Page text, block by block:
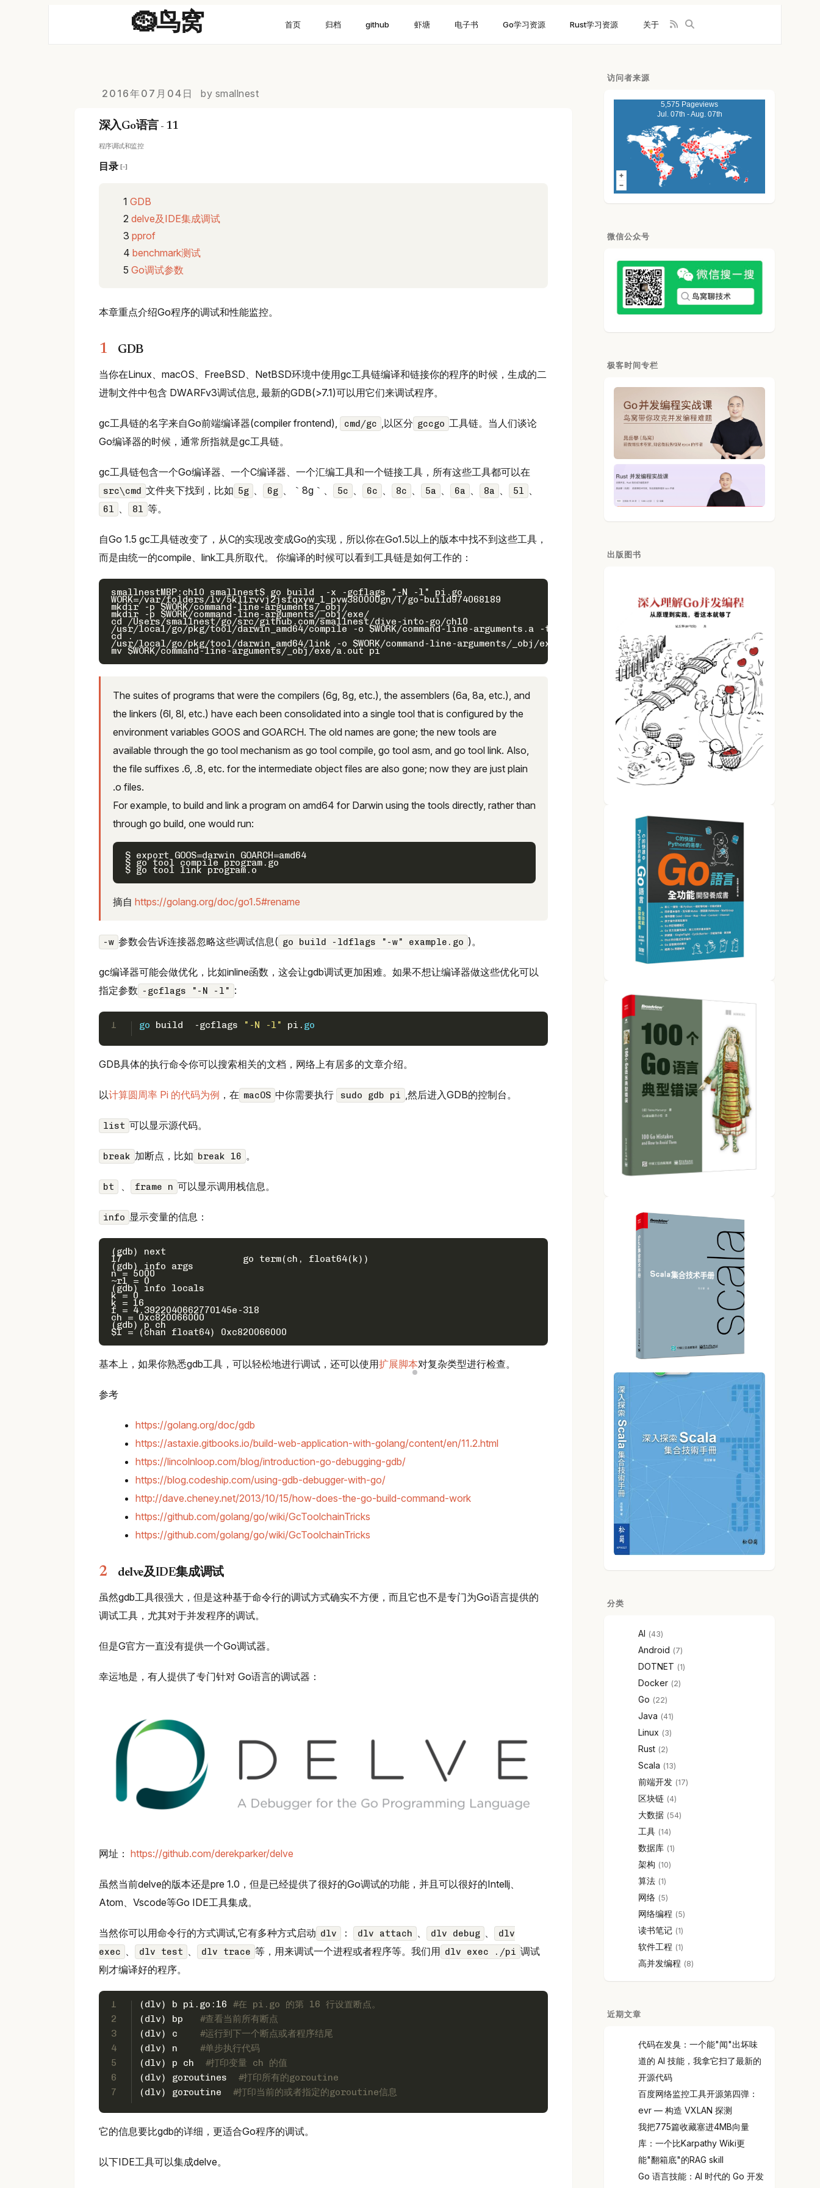
🪹鸟窝 首页 归档 github 虾塘 电子书 Go学习资源 Rust学习资源 关于
2016年07月04日 by smallnest
深入Go语言 - 11
程序调试和监控
目录 [−]
GDB
delve及IDE集成调试
pprof
benchmark测试
Go调试参数
本章重点介绍Go程序的调试和性能监控。
GDB
当你在Linux、macOS、FreeBSD、NetBSD环境中使用gc工具链编译和链接你的程序的时候，生成的二
进制文件中包含 DWARFv3调试信息, 最新的GDB(>7.1)可以用它们来调试程序。
gc工具链的名字来自Go前端编译器(compiler frontend), cmd/gc ,以区分 gccgo 工具链。当人们谈论
Go编译器的时候，通常所指就是gc工具链。
gc工具链包含一个Go编译器、一个C编译器、一个汇编工具和一个链接工具，所有这些工具都可以在
src\cmd 文件夹下找到，比如 5g 、 6g 、｀8g｀、 5c 、 6c 、 8c 、 5a 、 6a 、 8a 、 5l 、
6l 、 8l 等。
自Go 1.5 gc工具链改变了，从C的实现改变成Go的实现，所以你在Go1.5以上的版本中找不到这些工具，
而是由统一的compile、link工具所取代。 你编译的时候可以看到工具链是如何工作的：
smallnestMBP:ch10 smallnest$ go build  -x -gcflags "-N -l" pi.go
WORK=/var/folders/lv/5kl1rvvj2jsfqxyw_1_pvw380000gn/T/go-build974068189
mkdir -p $WORK/command-line-arguments/_obj/
mkdir -p $WORK/command-line-arguments/_obj/exe/
cd /Users/smallnest/go/src/github.com/smallnest/dive-into-go/ch10
/usr/local/go/pkg/tool/darwin_amd64/compile -o $WORK/command-line-arguments.a -trimpath $WORK -N -l -p main -complete -
cd .
/usr/local/go/pkg/tool/darwin_amd64/link -o $WORK/command-line-arguments/_obj/exe/a.out -L $WORK -extld=clang -buildmode=exe -
The suites of programs that were the compilers (6g, 8g, etc.), the assemblers (6a, 8a, etc.), and
the linkers (6l, 8l, etc.) have each been consolidated into a single tool that is configured by the
environment variables GOOS and GOARCH. The old names are gone; the new tools are
available through the go tool mechanism as go tool compile, go tool asm, and go tool link. Also,
the file suffixes .6, .8, etc. for the intermediate object files are also gone; now they are just plain
.o files.
For example, to build and link a program on amd64 for Darwin using the tools directly, rather than
through go build, one would run:
$ export GOOS=darwin GOARCH=amd64
$ go tool compile program.go
摘自 https://golang.org/doc/go1.5#rename
-w 参数会告诉连接器忽略这些调试信息( go build -ldflags "-w" example.go )。
gc编译器可能会做优化，比如inline函数，这会让gdb调试更加困难。如果不想让编译器做这些优化可以
指定参数 -gcflags "-N -l" :
1 go build  -gcflags "-N -l" pi. go
GDB具体的执行命令你可以搜索相关的文档，网络上有居多的文章介绍。
以计算圆周率 Pi 的代码为例 ，在 macOS 中你需要执行 sudo gdb pi ,然后进入GDB的控制台。
list 可以显示源代码。
break 加断点，比如 break 16 。
bt frame n 可以显示调用栈信息。
info 显示变量的信息：
(gdb) next
17			go term(ch, float64(k))
(gdb) info args
n = 5000
~r1 = 0
(gdb) info locals
k = 0
k = 16
f = 4.3922040662770145e-318
ch = 0xc820066000
(gdb) p ch
基本上，如果你熟悉gdb工具，可以轻松地进行调试，还可以使用扩展脚本对复杂类型进行检查。
参考
https://golang.org/doc/gdb
https://astaxie.gitbooks.io/build-web-application-with-golang/content/en/11.2.html
https://lincolnloop.com/blog/introduction-go-debugging-gdb/
https://blog.codeship.com/using-gdb-debugger-with-go/
http://dave.cheney.net/2013/10/15/how-does-the-go-build-command-work
https://github.com/golang/go/wiki/GcToolchainTricks
https://github.com/golang/go/wiki/GcToolchainTricks
delve及IDE集成调试
虽然gdb工具很强大，但是这种基于命令行的调试方式确实不方便，而且它也不是专门为Go语言提供的
调试工具，尤其对于并发程序的调试。
但是G官方一直没有提供一个Go调试器。
幸运地是，有人提供了专门针对 Go语言的调试器：
网址： https://github.com/derekparker/delve
虽然当前delve的版本还是pre 1.0，但是已经提供了很好的Go调试的功能，并且可以很好的Intellj、
Atom、Vscode等Go IDE工具集成。
当然你可以用命令行的方式调试,它有多种方式启动 dlv ： dlv attach 、 dlv debug 、
dlv
exec 、 dlv test 、 dlv trace 等，用来调试一个进程或者程序等。我们用 dlv exec ./pi 调试
刚才编译好的程序。
1
2
3
4
5
6
7
(dlv) b pi.go:16 #在 pi.go 的第 16 行设置断点。
(dlv) bp #查看当前所有断点
(dlv) c #运行到下一个断点或者程序结尾
(dlv) n #单步执行代码
(dlv) p ch #打印变量 ch 的值
(dlv) goroutines #打印所有的goroutine
(dlv) goroutine #打印当前的或者指定的goroutine信息
它的信息要比gdb的详细，更适合Go程序的调试。
以下IDE工具可以集成delve。
访问者来源
5,575 Pageviews
Jul. 07th - Aug. 07th
微信公众号
极客时间专栏
出版图书
分类
AI 43
Android 7
DOTNET 1
Docker 2
Go 22
Java 41
Linux 3
Rust 2
Scala 13
前端开发 17
区块链 4
大数据 54
工具 14
数据库 1
架构 10
算法 1
网络 5
网络编程 5
读书笔记 1
软件工程 1
高并发编程 8
近期文章
代码在发臭：一个能"闻"出坏味
道的 AI 技能，我拿它扫了最新的
开源代码
百度网络监控工具开源第四弹：
evr — 构造 VXLAN 探测
我把775篇收藏塞进4MB向量
库：一个比Karpathy Wiki更
能"翻箱底"的RAG skill
Go 语言技能：AI 时代的 Go 开发